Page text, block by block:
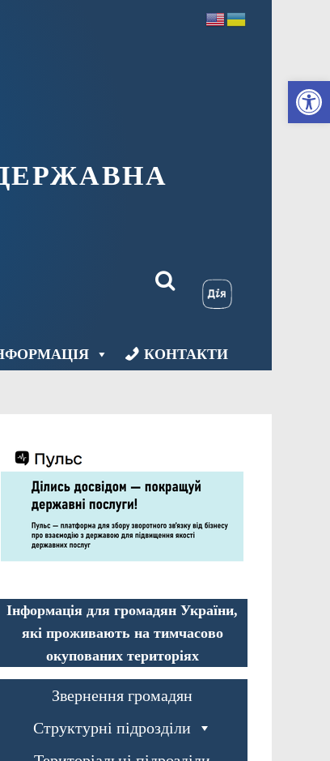
КОНТАКТИ
Інформація для громадян України,
які проживають на тимчасово
окупованих територіях
Звернення громадян
Структурні підрозділи